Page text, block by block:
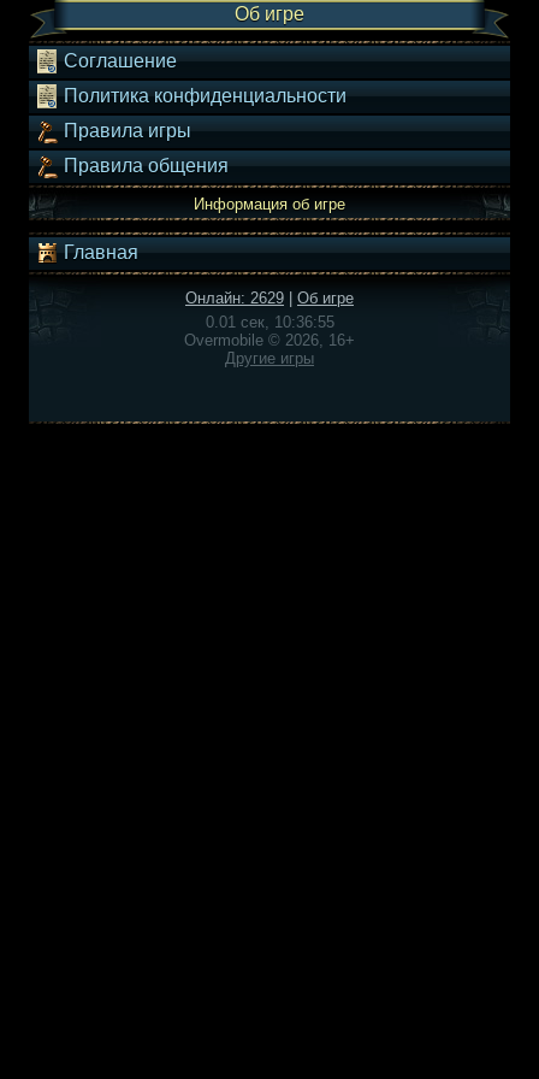
Об игре
Соглашение
Политика конфиденциальности
Правила игры
Правила общения
Информация об игре
Главная
Онлайн: 2629
Об игре
0.01 сек, 10:36:55
Overmobile © 2026, 16+
Другие игры